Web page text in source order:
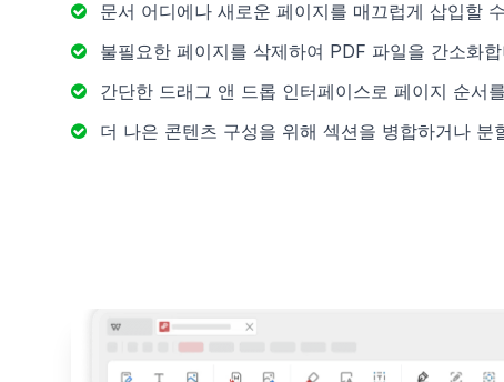
문서 어디에나 새로운 페이지를 매끄럽게 삽입할
불필요한 페이지를 삭제하여 PDF 파일을 간소화
간단한 드래그 앤 드롭 인터페이스로 페이지 순서
더 나은 콘텐츠 구성을 위해 섹션을 병합하거나 분